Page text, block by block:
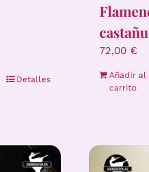
Detalles
72,00 €
Añadir al
carrito